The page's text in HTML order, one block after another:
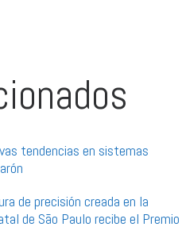
tendencias en sistemas
de precisión creada en la
de São Paulo recibe el Premio